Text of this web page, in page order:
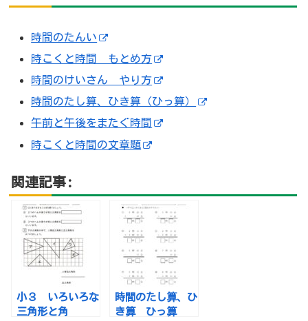
時間のたんい
時こくと時間 もとめ方
時間のけいさん やり方
時間のたし算、ひき算（ひっ算）
午前と午後をまたぐ時間
時こくと時間の文章題
関連記事:
小３ いろいろな
三角形と角
時間のたし算、ひ
き算 ひっ算